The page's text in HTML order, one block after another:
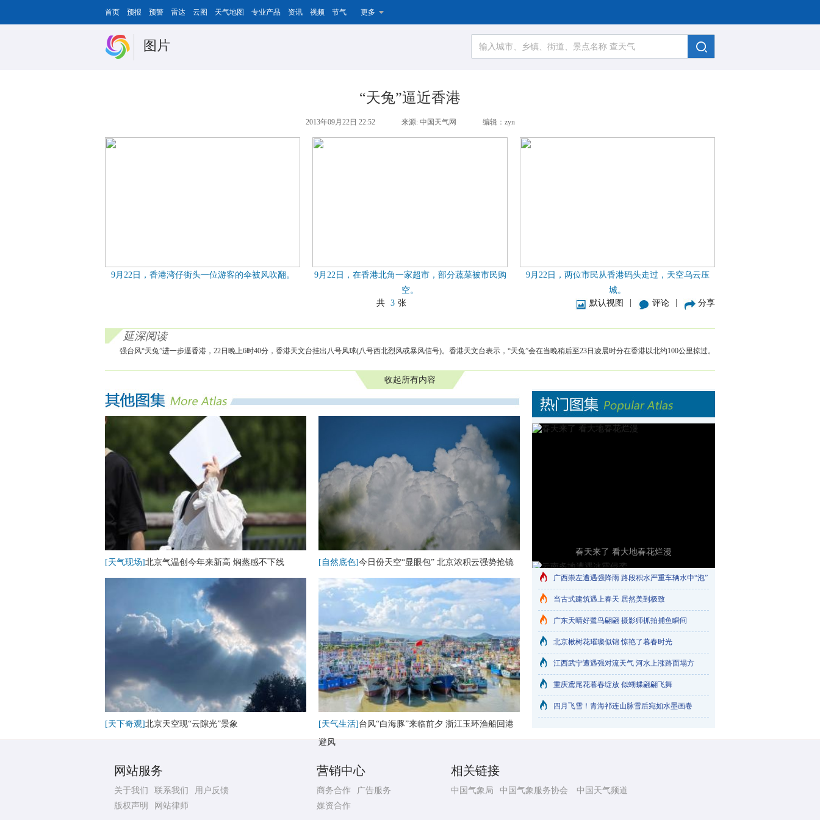
首页 预报 预警 雷达 云图 天气地图 专业产品 资讯 视频 节气 更多
图片
“天兔”逼近香港
2013年09月22日 22:52 来源: 中国天气网 编辑：zyn
9月22日，香港湾仔街头一位游客的伞被风吹翻。
9月22日，在香港北角一家超市，部分蔬菜被市民购
空。
9月22日，两位市民从香港码头走过，天空乌云压
城。
共 3 张 默认视图 评论 分享
延深阅读
强台风“天兔”进一步逼香港，22日晚上6时40分，香港天文台挂出八号风球(八号西北烈风或暴风信号)。香港天文台表示，“天兔”会在当晚稍后至23日凌晨时分在香港以北约100公里掠过。
收起所有内容
[天气现场]北京气温创今年来新高 焖蒸感不下线 [自然底色]今日份天空“显眼包” 北京浓积云强势抢镜
[天下奇观]北京天空现“云隙光”景象 [天气生活] 台风“白海豚”来临前夕 浙江玉环渔船回港
避风
春天来了 看大地春花烂漫
云南多地遭遇冰雹侵袭
广西崇左遭遇强降雨 路段积水严重车辆水中“泡”​
当古式建筑遇上春天 居然美到极致
广东天晴好鹭鸟翩翩 摄影师抓拍捕鱼瞬间
北京楸树花璀璨似锦 惊艳了暮春时光
江西武宁遭遇强对流天气 河水上涨路面塌方
重庆鸢尾花暮春绽放 似蝴蝶翩翩飞舞
四月飞雪！青海祁连山脉雪后宛如水墨画卷
网站服务
关于我们 联系我们
用户反馈
版权声明
网站律师
营销中心
商务合作
广告服务
媒资合作
相关链接
中国气象局 中国气象服务协会 中国天气频道